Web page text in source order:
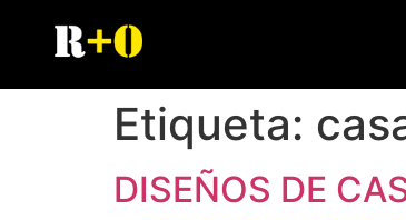
Etiqueta:
DISEÑOS DE